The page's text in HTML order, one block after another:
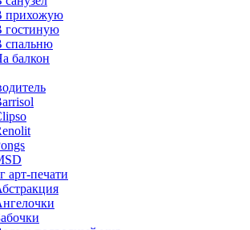
прихожую
гостиную
спальню
балкон
арт-печати